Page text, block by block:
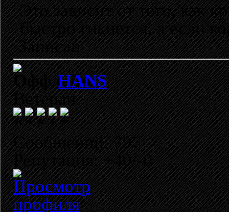
Это зависит от того, как
быстро гикнется, а если
Записан
HANS
Ветеран
Сообщений: 797
Репутация: +40/-0